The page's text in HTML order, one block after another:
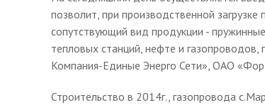
позволит, при производственной
сопутствующий вид продукции -
тепловых станций, нефте и
Компания-Единые Энерго Сети», ОАО
Строительство в 2014г., газопровода